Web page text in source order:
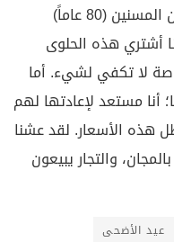
وفي هذا الصدد، علّق أحد المواطنين المسنين (80 عاماً)
أشتري هذه الحلوى
لا تكفي لشيء. أما
أنا مستعد لإعادتها لهم
هذه الأسعار. لقد عشنا
والتجار يبيعون
عيد الأضحى